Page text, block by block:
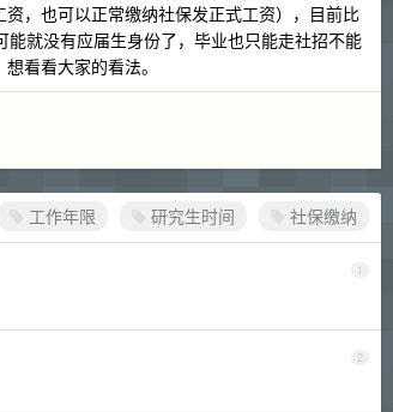
，也可以正常缴纳社保发正式工资），目前比
就没有应届生身份了，毕业也只能走社招不能
看看大家的看法。
工作年限 研究生时间 社保缴纳
1
2